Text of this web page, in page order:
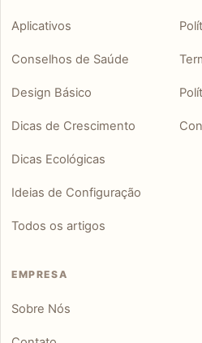
Aplicativos
Conselhos de Saúde
Design Básico
Dicas de Crescimento
Dicas Ecológicas
Ideias de Configuração
Todos os artigos
EMPRESA
Sobre Nós